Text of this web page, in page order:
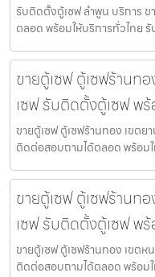
รับติดตั้งตู้เซฟ ลำพูน บริการ
ตลอด พร้อมให้บริการทั่วไทย
ขายตู้เซฟ ตู้เซฟร้านท
เซฟ รับติดตั้งตู้เซฟ พ
ขายตู้เซฟ ตู้เซฟร้านทอง เขต
ติดต่อสอบถามได้ตลอด พร้อม
ขายตู้เซฟ ตู้เซฟร้านท
เซฟ รับติดตั้งตู้เซฟ พ
ขายตู้เซฟ ตู้เซฟร้านทอง เขต
ติดต่อสอบถามได้ตลอด พร้อม